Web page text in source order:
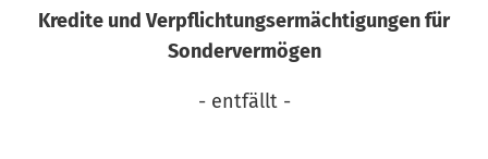
Kredite und Verpflichtungsermächtigungen für
Sondervermögen
- entfällt -